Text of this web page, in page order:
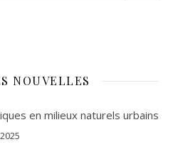
NOUVELLES
en milieux naturels urbains